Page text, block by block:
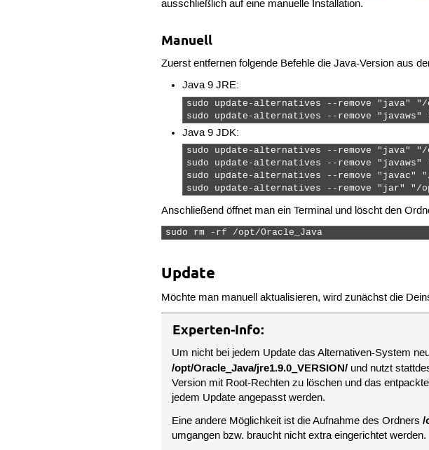
ausschließlich auf eine manuelle Installation.
Manuell
Zuerst entfernen folgende Befehle die Java-Version aus
Java 9 JRE:
sudo update-alternatives --remove "java" "/
sudo update-alternatives --remove "javaws"
Java 9 JDK:
sudo update-alternatives --remove "java" "/
sudo update-alternatives --remove "javaws"
sudo update-alternatives --remove "javac"
sudo update-alternatives --remove "jar" "/
Anschließend öffnet man ein Terminal und löscht den
sudo rm -rf /opt/Oracle_Java
Update
Möchte man manuell aktualisieren, wird zunächst die
Experten-Info:
Um nicht bei jedem Update das Alternativen-System
/opt/Oracle_Java/jre1.9.0_VERSION/ und nutzt
Version mit Root-Rechten zu löschen und das
jedem Update angepasst werden.
Eine andere Möglichkeit ist die Aufnahme des Ordners/
umgangen bzw. braucht nicht extra eingerichtet werden.